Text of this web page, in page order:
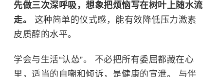
先做三次深呼吸，想象把烦恼写在树叶上随水流
走。 这种简单的仪式感，能有效降低压力激素
皮质醇的水平。
学会与生活“认怂”。 不必把所有委屈都藏在心
里，适当的自嘲和倾诉，是健康的宣泄。 与伴